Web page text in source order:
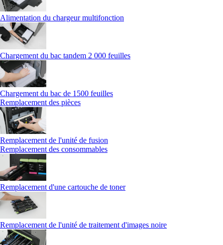
Alimentation du chargeur multifonction
Chargement du bac tandem 2 000 feuilles
Chargement du bac de 1500 feuilles
Remplacement des pièces
Remplacement de l'unité de fusion
Remplacement des consommables
Remplacement d'une cartouche de toner
Remplacement de l'unité de traitement d'images noire